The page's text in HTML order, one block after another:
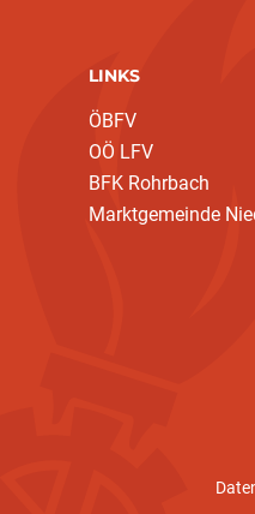
LINKS
ÖBFV
OÖ LFV
BFK Rohrbach
Marktgemeinde